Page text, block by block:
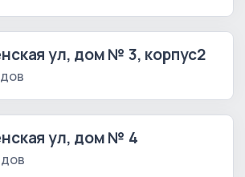
ул, дом № 3, корпус2
ул, дом № 4